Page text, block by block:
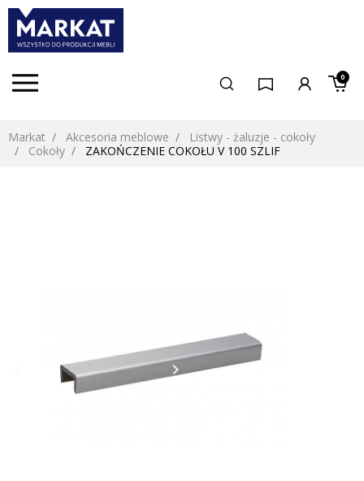
0
Markat Akcesoria meblowe
Listwy - żaluzje - cokoły
Cokoły
ZAKOŃCZENIE COKOŁU V 100 SZLIF
Poprzedni Następny
keyboard_arrow_right